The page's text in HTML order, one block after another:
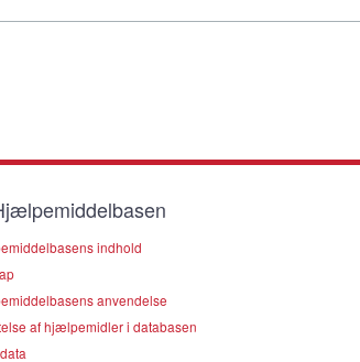
indhold
anvendelse
af hjælpemidler i databasen